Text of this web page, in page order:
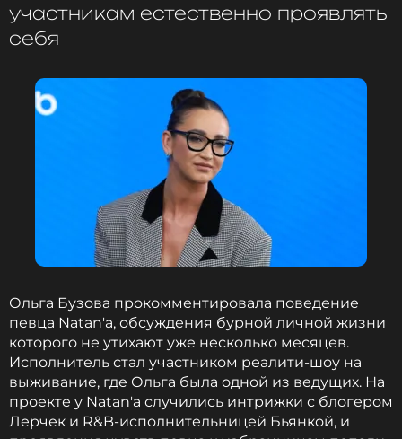
участникам естественно проявлять
себя
Ольга Бузова прокомментировала поведение
певца Natan'а, обсуждения бурной личной жизни
которого не утихают уже несколько месяцев.
Исполнитель стал участником реалити-шоу на
выживание, где Ольга была одной из ведущих. На
проекте у Natan'а случились интрижки с блогером
Лерчек и R&B-исполнительницей Бьянкой, и